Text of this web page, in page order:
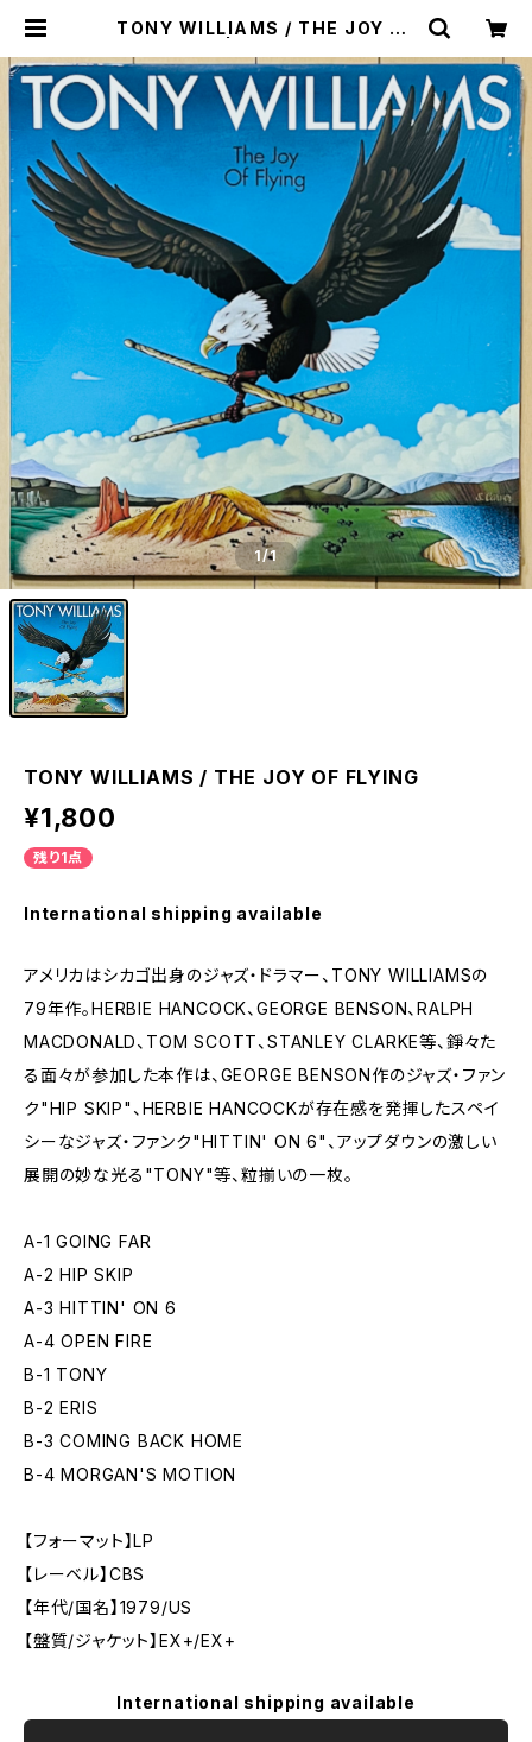
TONY WILLIAMS / THE JOY OF
1/1
TONY WILLIAMS / THE JOY OF FLYING
¥1,800
残り1点
International shipping available
アメリカはシカゴ出身のジャズ・ドラマー、TONY WILLIAMSの
79年作。HERBIE HANCOCK、GEORGE BENSON、RALPH
MACDONALD、TOM SCOTT、STANLEY CLARKE等、錚々た
る面々が参加した本作は、GEORGE BENSON作のジャズ・ファン
ク"HIP SKIP"、HERBIE HANCOCKが存在感を発揮したスペイ
シーなジャズ・ファンク"HITTIN' ON 6"、アップダウンの激しい
展開の妙な光る"TONY"等、粒揃いの一枚。
A-1 GOING FAR
A-2 HIP SKIP
A-3 HITTIN' ON 6
A-4 OPEN FIRE
B-1 TONY
B-2 ERIS
B-3 COMING BACK HOME
B-4 MORGAN'S MOTION
【フォーマット】LP
【レーベル】CBS
【年代/国名】1979/US
【盤質/ジャケット】EX+/EX+
International shipping available